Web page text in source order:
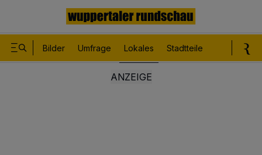
Bilder Umfrage Lokales Stadtteile